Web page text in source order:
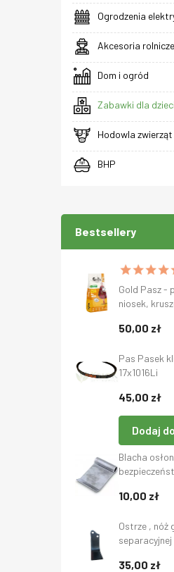
Ogrodzenia
Akcesoria rolnicze
Dom i ogród
Zabawki dla dzieci
Hodowla zwierząt
BHP
Bestsellery
Gold Pasz -
niosek,
GoldPasz,
50,00 zł
Pas Pasek
17x1016Li
45,00 zł
Dodaj
Blacha
kosiarki
10,00 zł
Ostrze , nóż
35,00 zł